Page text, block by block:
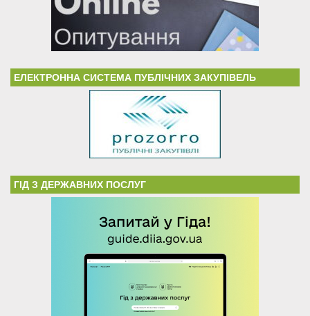
ЕЛЕКТРОННА СИСТЕМА ПУБЛІЧНИХ ЗАКУПІВЕЛЬ
ГІД З ДЕРЖАВНИХ ПОСЛУГ